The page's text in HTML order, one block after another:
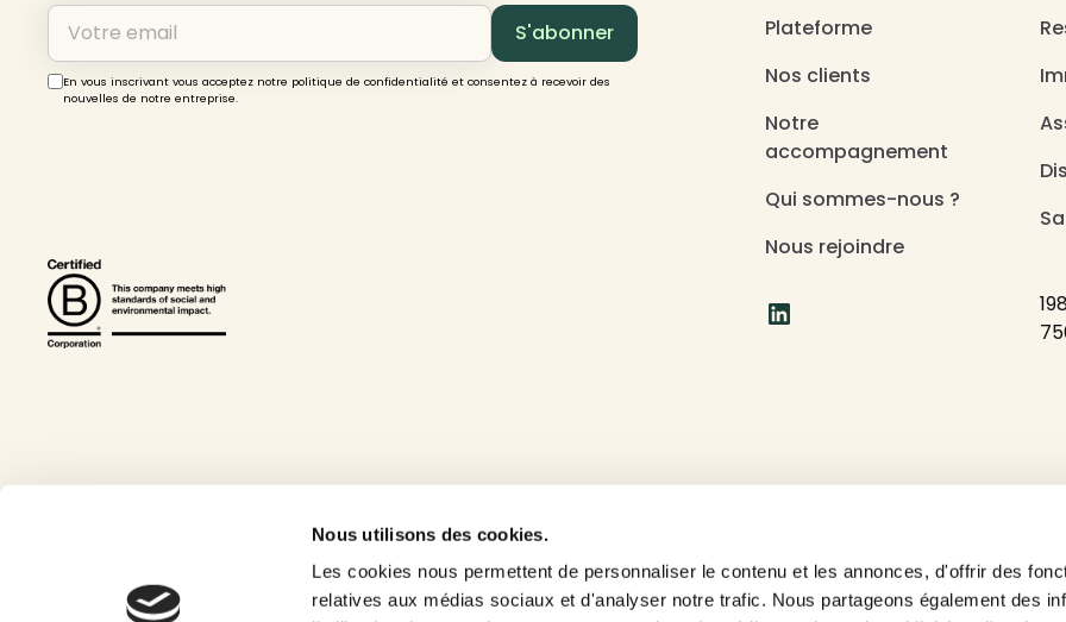
Nous utilisons des cookies.
Les cookies nous permettent de personnaliser le contenu et les annonces, d'offrir des
relatives aux médias sociaux et d'analyser notre trafic. Nous partageons également des
En vous inscrivant vous acceptez notre politique de confidentialité et consentez à recevoir des
nouvelles de notre entreprise.
Plateforme
Nos clients
Notre
accompagnement
Qui sommes-nous ?
Nous rejoindre
© 2025 Lakaa. All rights reserved.Icons byIcons8Accessibilité : partiellement conforme